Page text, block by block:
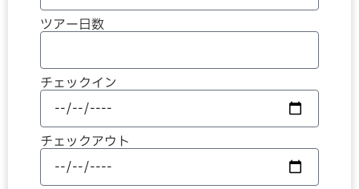
ツアー日数
チェックイン
チェックアウト